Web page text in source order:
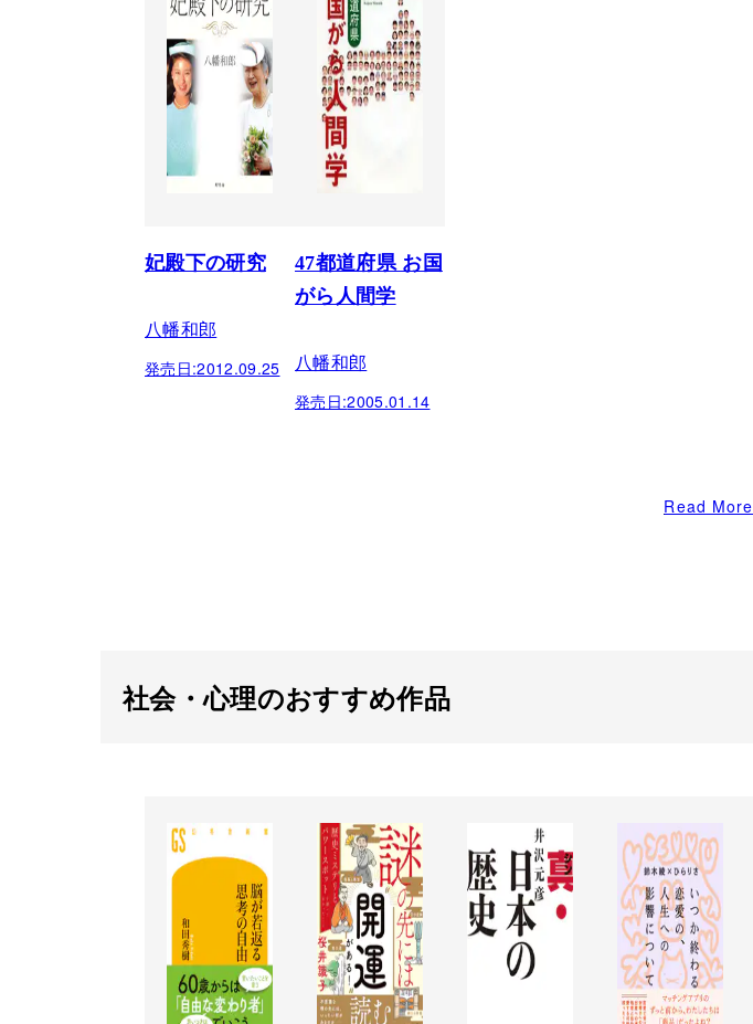
妃殿下の研究
八幡和郎
発売日:2012.09.25
47都道府県 お国
がら人間学
八幡和郎
発売日:2005.01.14
Read More
社会・心理のおすすめ作品